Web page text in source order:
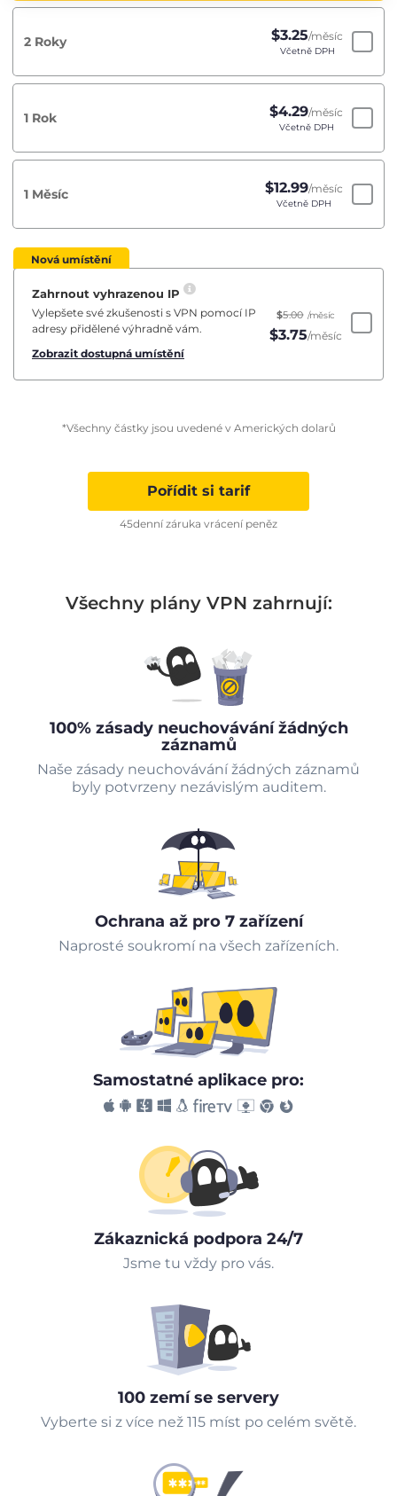
2 Roky $3.25/měsíc
Včetně DPH
1 Rok $4.29/měsíc
Včetně DPH
1 Měsíc $12.99/měsíc
Včetně DPH
Nová umístění
Zahrnout vyhrazenou IP
Vylepšete své zkušenosti s VPN pomocí IP
adresy přidělené výhradně vám.
Zobrazit dostupná umístění
$5.00 /měsíc
$3.75/měsíc
*Všechny částky jsou uvedené v Amerických dolarů
Pořídit si tarif
45denní záruka vrácení peněz
Všechny plány VPN zahrnují:
100% zásady neuchovávání žádných
záznamů
Naše zásady neuchovávání žádných záznamů
byly potvrzeny nezávislým auditem.
Ochrana až pro 7 zařízení
Naprosté soukromí na všech zařízeních.
Samostatné aplikace pro:
Zákaznická podpora 24/7
Jsme tu vždy pro vás.
100 zemí se servery
Vyberte si z více než 115 míst po celém světě.